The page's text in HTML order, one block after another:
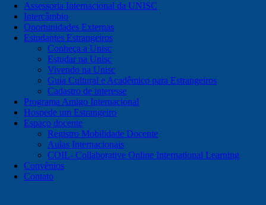
Assessoria Internacional da UNISC
Intercâmbio
Oportunidades Externas
Estudantes Estrangeiros
Conheça a Unisc
Estudar na Unisc
Vivendo na Unisc
Guia Cultural e Acadêmico para Estrangeiros
Cadastro de interesse
Programa Amigo Internacional
Hospede um Estrangeiro
Espaço docente
Registro Mobilidade Docente
Aulas Internacionais
COIL- Collaborative Online International Learning
Convênios
Contato